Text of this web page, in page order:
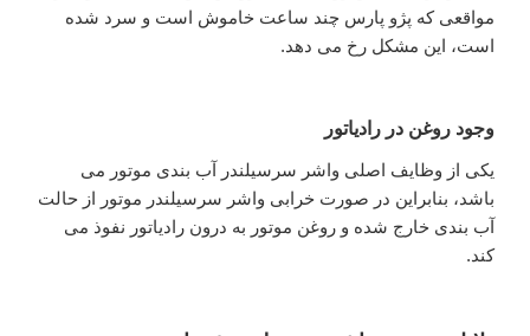
مواقعی که پژو پارس چند ساعت خاموش است و سرد شده
است، این مشکل رخ می دهد.
وجود روغن در رادیاتور
یکی از وظایف اصلی واشر سرسیلندر آب بندی موتور می
باشد، بنابراین در صورت خرابی واشر سرسیلندر موتور از حالت
آب بندی خارج شده و روغن موتور به درون رادیاتور نفوذ می
کند.